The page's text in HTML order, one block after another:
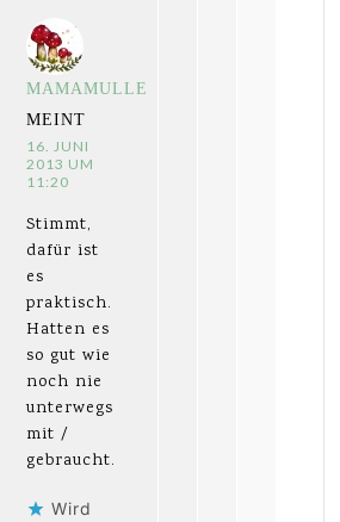
MAMAMULLE
MEINT
16. JUNI
2013 UM
11:20
Stimmt,
dafür ist
es
praktisch.
Hatten es
so gut wie
noch nie
unterwegs
mit /
gebraucht.
Wird